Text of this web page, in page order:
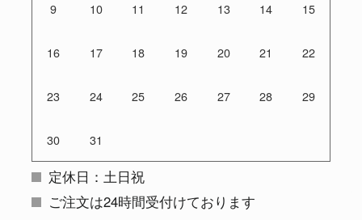
9 10 11 12 13 14 15
16 17 18 19 20 21 22
23 24 25 26 27 28 29
30 31
定休日：土日祝
ご注文は24時間受付けております